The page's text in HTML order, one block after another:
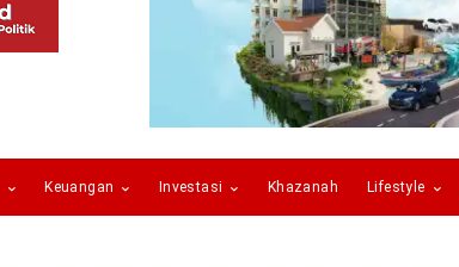
Keuangan Investasi Khazanah Lifestyle